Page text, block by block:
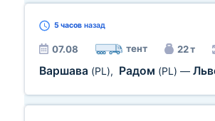
5 часов назад
07.08 тент 22 т
Варшава (PL), Радом (PL) —